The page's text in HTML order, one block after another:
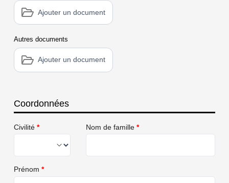
Ajouter un document
Autres documents
Ajouter un document
Coordonnées
Civilité* Nom de famille*
Prénom*